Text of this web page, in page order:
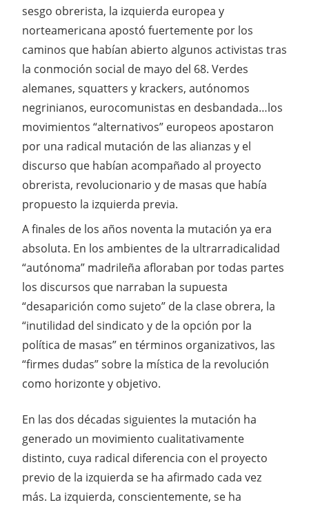
sesgo obrerista, la izquierda europea y
norteamericana apostó fuertemente por los
caminos que habían abierto algunos activistas tras
la conmoción social de mayo del 68. Verdes
alemanes, squatters y krackers, autónomos
negrinianos, eurocomunistas en desbandada…los
movimientos “alternativos” europeos apostaron
por una radical mutación de las alianzas y el
discurso que habían acompañado al proyecto
obrerista, revolucionario y de masas que había
propuesto la izquierda previa.
A finales de los años noventa la mutación ya era
absoluta. En los ambientes de la ultrarradicalidad
“autónoma” madrileña afloraban por todas partes
los discursos que narraban la supuesta
“desaparición como sujeto” de la clase obrera, la
“inutilidad del sindicato y de la opción por la
política de masas” en términos organizativos, las
“firmes dudas” sobre la mística de la revolución
como horizonte y objetivo.
En las dos décadas siguientes la mutación ha
generado un movimiento cualitativamente
distinto, cuya radical diferencia con el proyecto
previo de la izquierda se ha afirmado cada vez
más. La izquierda, conscientemente, se ha